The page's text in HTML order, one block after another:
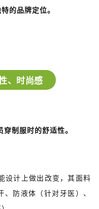
的品牌定位。
、时尚感
制服时的舒适性。
设计上做出改变，其面料
防液体（针对牙医）、